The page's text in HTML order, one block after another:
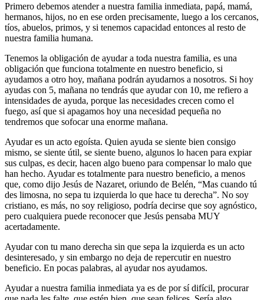
Primero debemos atender a nuestra familia inmediata, papá, mamá,
hermanos, hijos, no en ese orden precisamente, luego a los cercanos,
tíos, abuelos, primos, y si tenemos capacidad entonces al resto de
nuestra familia humana.
Tenemos la obligación de ayudar a toda nuestra familia, es una
obligación que funciona totalmente en nuestro beneficio, si
ayudamos a otro hoy, mañana podrán ayudarnos a nosotros. Si hoy
ayudas con 5, mañana no tendrás que ayudar con 10, me refiero a
intensidades de ayuda, porque las necesidades crecen como el
fuego, así que si apagamos hoy una necesidad pequeña no
tendremos que sofocar una enorme mañana.
Ayudar es un acto egoísta. Quien ayuda se siente bien consigo
mismo, se siente útil, se siente bueno, algunos lo hacen para expiar
sus culpas, es decir, hacen algo bueno para compensar lo malo que
han hecho. Ayudar es totalmente para nuestro beneficio, a menos
que, como dijo Jesús de Nazaret, oriundo de Belén, “Mas cuando tú
des limosna, no sepa tu izquierda lo que hace tu derecha”. No soy
cristiano, es más, no soy religioso, podría decirse que soy agnóstico,
pero cualquiera puede reconocer que Jesús pensaba MUY
acertadamente.
Ayudar con tu mano derecha sin que sepa la izquierda es un acto
desinteresado, y sin embargo no deja de repercutir en nuestro
beneficio. En pocas palabras, al ayudar nos ayudamos.
Ayudar a nuestra familia inmediata ya es de por sí difícil, procurar